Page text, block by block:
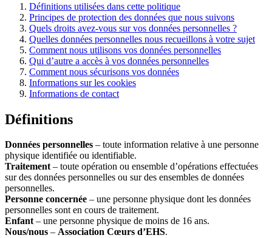
Définitions utilisées dans cette politique
Principes de protection des données que nous suivons
Quels droits avez-vous sur vos données personnelles ?
Quelles données personnelles nous recueillons à votre sujet
Comment nous utilisons vos données personnelles
Qui d’autre a accès à vos données personnelles
Comment nous sécurisons vos données
Informations sur les cookies
Informations de contact
Définitions
Données personnelles – toute information relative à une personne
physique identifiée ou identifiable.
Traitement– toute opération ou ensemble d’opérations effectuées
sur des données personnelles ou sur des ensembles de données
personnelles.
Personne concernée – une personne physique dont les données
personnelles sont en cours de traitement.
Enfant– une personne physique de moins de 16 ans.
Nous/nous – Association Cœurs d’EHS.